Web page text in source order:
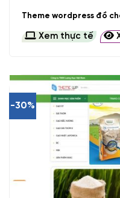
Theme wordpress đồ
Xem thực tế
-30%